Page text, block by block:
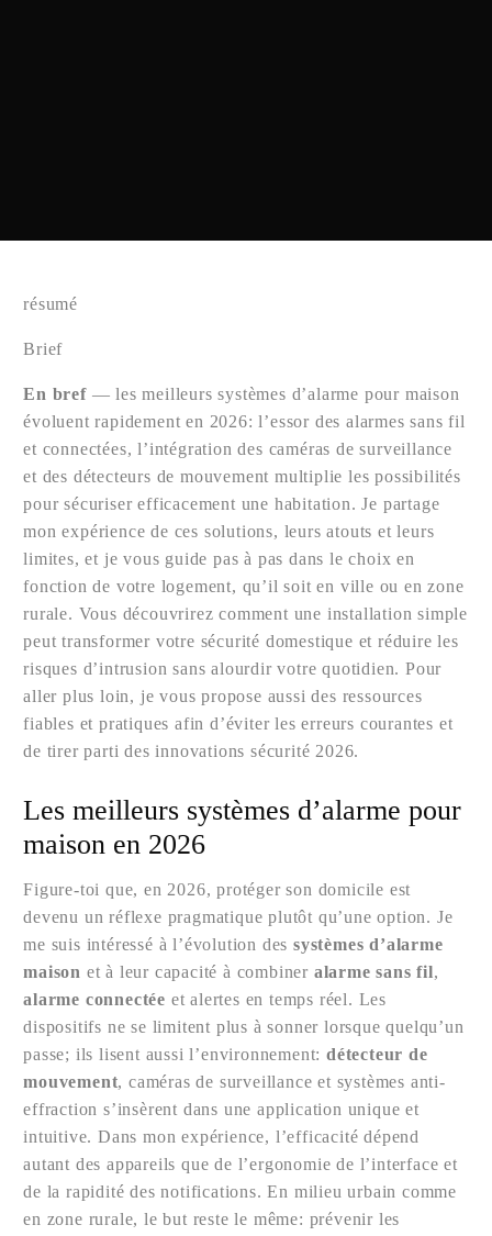
résumé
Brief
En bref— les meilleurs systèmes d’alarme pour maison
évoluent rapidement en 2026: l’essor des alarmes sans fil
et connectées, l’intégration des caméras de surveillance
et des détecteurs de mouvement multiplie les possibilités
pour sécuriser efficacement une habitation. Je partage
mon expérience de ces solutions, leurs atouts et leurs
limites, et je vous guide pas à pas dans le choix en
fonction de votre logement, qu’il soit en ville ou en zone
rurale. Vous découvrirez comment une installation simple
peut transformer votre sécurité domestique et réduire les
risques d’intrusion sans alourdir votre quotidien. Pour
aller plus loin, je vous propose aussi des ressources
fiables et pratiques afin d’éviter les erreurs courantes et
de tirer parti des innovations sécurité 2026.
Les meilleurs systèmes d’alarme pour
maison en 2026
Figure-toi que, en 2026, protéger son domicile est
devenu un réflexe pragmatique plutôt qu’une option. Je
me suis intéressé à l’évolution dessystèmes d’alarme
maison et à leur capacité à combiner alarme sans fil,
alarme connectée et alertes en temps réel. Les
dispositifs ne se limitent plus à sonner lorsque quelqu’un
passe; ils lisent aussi l’environnement:détecteur de
mouvement, caméras de surveillance et systèmes anti-
effraction s’insèrent dans une application unique et
intuitive. Dans mon expérience, l’efficacité dépend
autant des appareils que de l’ergonomie de l’interface et
de la rapidité des notifications. En milieu urbain comme
en zone rurale, le but reste le même: prévenir les